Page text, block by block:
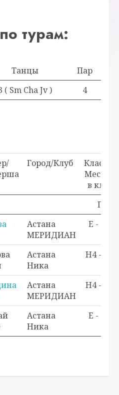
турам:
Танцы
Пар
( Sm Cha Jv ) 4
Город/Клуб
Класс/
Место
в кл.
Астана
МЕРИДИАН
E - 1
Астана
Ника
H4 - 1
Астана
МЕРИДИАН
H4 - 2
Астана
Ника
E - 4